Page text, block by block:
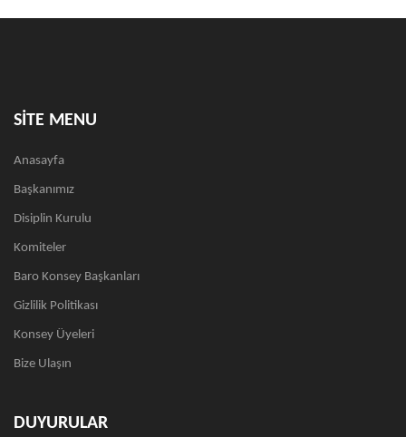
SİTE MENU
Anasayfa
Başkanımız
Disiplin Kurulu
Komiteler
Baro Konsey Başkanları
Gizlilik Politikası
Konsey Üyeleri
Bize Ulaşın
DUYURULAR